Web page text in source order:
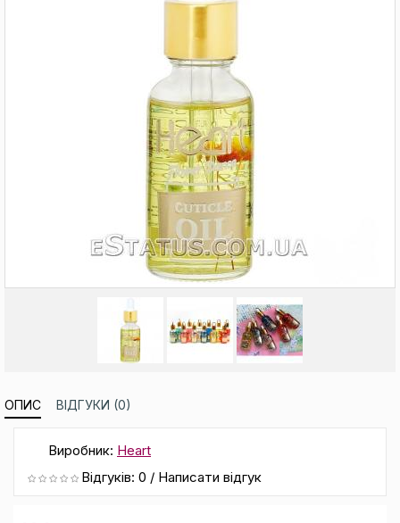
ОПИС ВІДГУКИ (0)
Виробник: Heart
Відгуків: 0 / Написати відгук